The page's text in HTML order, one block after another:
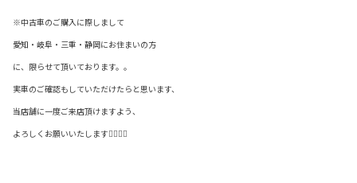
※中古車のご購入に際しまして
愛知・岐阜・三重・静岡にお住まいの方
に、限らせて頂いております。。
実車のご確認もしていただけたらと思います、
当店舗に一度ご来店頂けますよう、
よろしくお願いいたします🙇‍♂️🙇‍♀️